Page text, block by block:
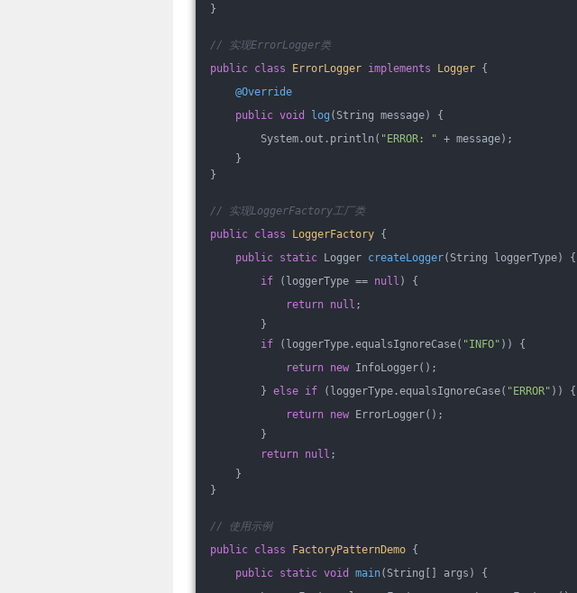
}
// 实现ErrorLogger类
public class ErrorLogger implements Logger {
@Override
public void log (String message)
{
System.out.println( "ERROR: " + message);
}
}
// 实现LoggerFactory工厂类
public class LoggerFactory {
public static Logger createLogger(String loggerType)
{
if (loggerType == null ) {
return null ;
}
if (loggerType.equalsIgnoreCase( "INFO" )) {
return new InfoLogger();
} else if (loggerType.equalsIgnoreCase( "ERROR" )) {
return new ErrorLogger();
}
return null ;
}
}
// 使用示例
public class FactoryPatternDemo {
public static void main(String[] args)
{